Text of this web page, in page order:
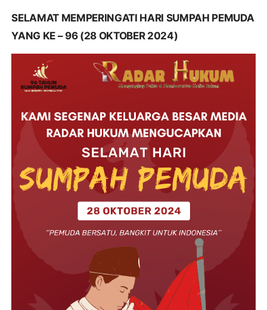
SELAMAT MEMPERINGATI HARI SUMPAH PEMUDA
YANG KE – 96 (28 OKTOBER 2024)